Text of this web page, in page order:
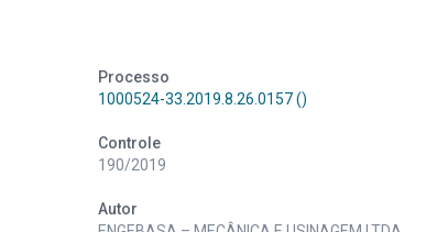
Processo
1000524-33.2019.8.26.0157 ()
Controle
190/2019
Autor